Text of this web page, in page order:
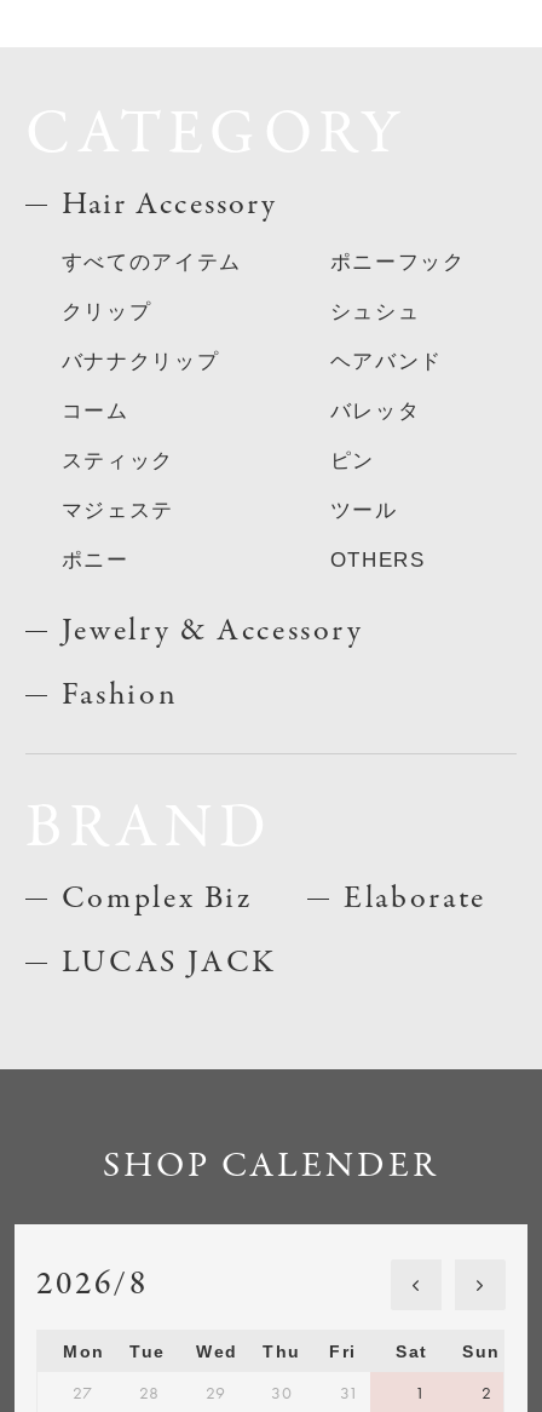
Hair Accessory
すべてのアイテム
クリップ
バナナクリップ
コーム
スティック
マジェステ
ポニー
ポニーフック
シュシュ
ヘアバンド
バレッタ
ピン
ツール
OTHERS
Jewelry & Accessory
Fashion
Complex Biz
LUCAS JACK
Elaborate
SHOP CALENDER
2026/8
Mon Tue Wed Thu Fri Sat Sun
27 28 29 30 31 1 2